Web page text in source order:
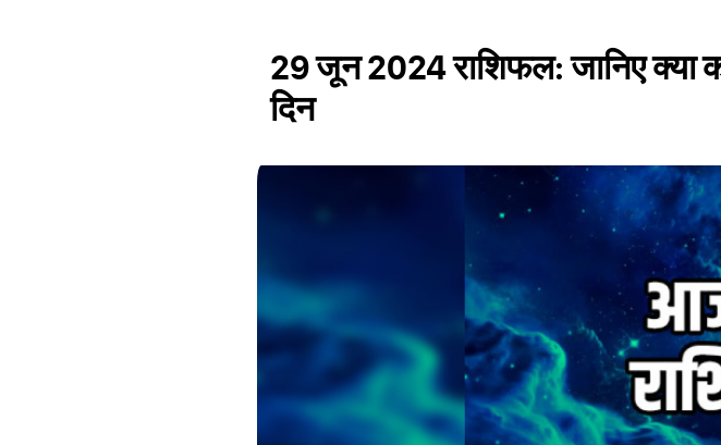
29 जून 2024 राशिफल: जानिए क्या
दिन